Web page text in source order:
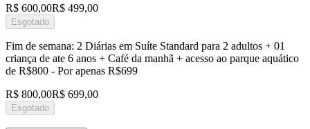
R$ 600,00R$ 499,00
Esgotado
Fim de semana: 2 Diárias em Suíte Standard para 2 adultos + 01
criança de ate 6 anos + Café da manhã + acesso ao parque aquático
de R$800 - Por apenas R$699
R$ 800,00R$ 699,00
Esgotado